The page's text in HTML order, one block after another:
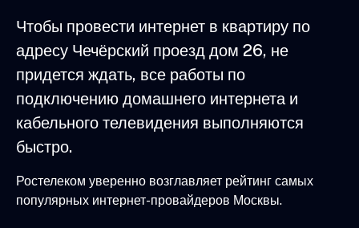
Чтобы провести интернет в квартиру по
адресу Чечёрский проезд дом 26, не
придется ждать, все работы по
подключению домашнего интернета и
кабельного телевидения выполняются
быстро.
Ростелеком уверенно возглавляет рейтинг самых
популярных интернет-провайдеров Москвы.